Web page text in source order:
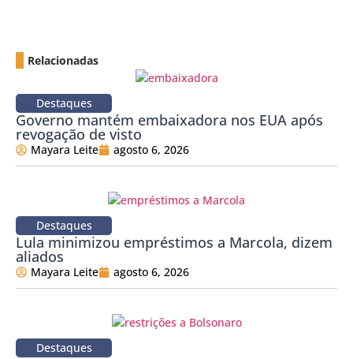
Relacionadas
Destaques
Governo mantém embaixadora nos EUA após
revogação de visto
Mayara Leite agosto 6, 2026
Destaques
Lula minimizou empréstimos a Marcola, dizem
aliados
Mayara Leite agosto 6, 2026
Destaques